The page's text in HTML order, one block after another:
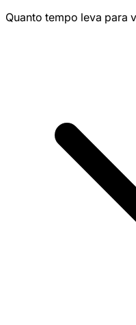
Quanto tempo leva para